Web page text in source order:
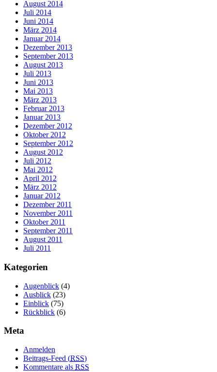
August 2014
Juli 2014
Juni 2014
März 2014
Januar 2014
Dezember 2013
September 2013
August 2013
Juli 2013
Juni 2013
Mai 2013
März 2013
Februar 2013
Januar 2013
Dezember 2012
Oktober 2012
September 2012
August 2012
Juli 2012
Mai 2012
April 2012
März 2012
Januar 2012
Dezember 2011
November 2011
Oktober 2011
September 2011
August 2011
Juli 2011
Kategorien
Augenblick (4)
Ausblick (23)
Einblick (75)
Rückblick (6)
Meta
Anmelden
Beitrags-Feed (RSS)
Kommentare als RSS